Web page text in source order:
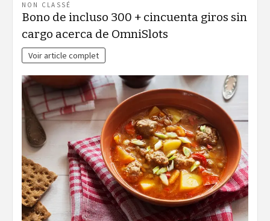
NON CLASSÉ
Bono de incluso 300 + cincuenta giros sin
cargo acerca de OmniSlots
Voir article complet